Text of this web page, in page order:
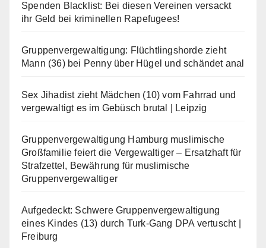
Spenden Blacklist: Bei diesen Vereinen versackt
ihr Geld bei kriminellen Rapefugees!
Gruppenvergewaltigung: Flüchtlingshorde zieht
Mann (36) bei Penny über Hügel und schändet anal
Sex Jihadist zieht Mädchen (10) vom Fahrrad und
vergewaltigt es im Gebüsch brutal | Leipzig
Gruppenvergewaltigung Hamburg muslimische
Großfamilie feiert die Vergewaltiger – Ersatzhaft für
Strafzettel, Bewährung für muslimische
Gruppenvergewaltiger
Aufgedeckt: Schwere Gruppenvergewaltigung
eines Kindes (13) durch Turk-Gang DPA vertuscht |
Freiburg